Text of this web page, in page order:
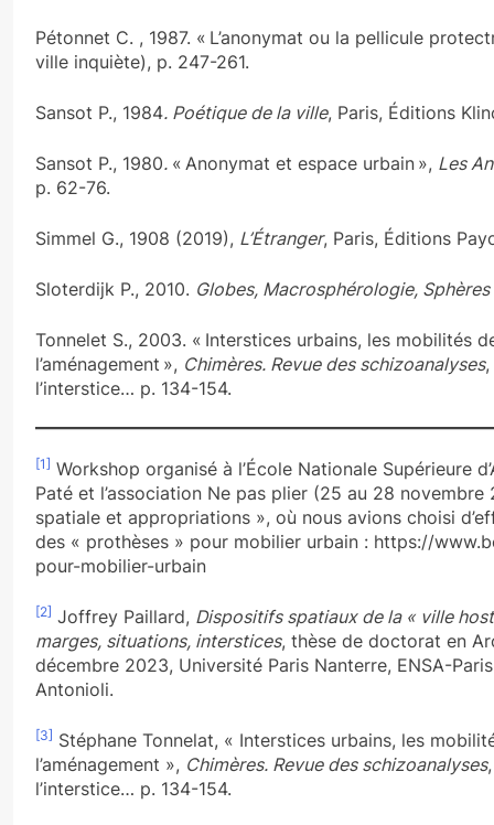
Pétonnet C. , 1987. « L’anonymat ou la pellicule
ville inquiète), p. 247-261.
Sansot P., 1984. Poétique de la ville, Paris, Éditions
Sansot P., 1980. « Anonymat et espace urbain », Les
p. 62-76.
Simmel G., 1908 (2019), L’Étranger, Paris, Éditions
Sloterdijk P., 2010. Globes, Macrosphérologie, Sphères
Tonnelet S., 2003. « Interstices urbains, les mobilités
l’aménagement », Chimères. Revue des schizoanalyses,
l’interstice… p. 134-154.
[1] Workshop organisé à l’École Nationale Supérieure
Paté et l’association Ne pas plier (25 au 28
spatiale et appropriations », où nous avions choisi
des « prothèses » pour mobilier urbain : https://
pour-mobilier-urbain
[2] Joffrey Paillard, Dispositifs spatiaux de la « ville
marges, situations, interstices, thèse de doctorat en
décembre 2023, Université Paris Nanterre, ENSA-
Antonioli.
[3] Stéphane Tonnelat, « Interstices urbains, les
l’aménagement », Chimères. Revue des schizoanalyses
l’interstice… p. 134-154.